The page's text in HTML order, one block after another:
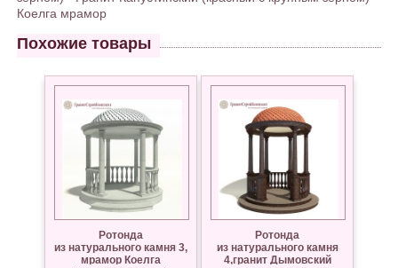
Коелга мрамор
Похожие товары
Ротонда
из натурального камня 3,
мрамор Коелга
Ротонда
из натурального камня
4,гранит Дымовский